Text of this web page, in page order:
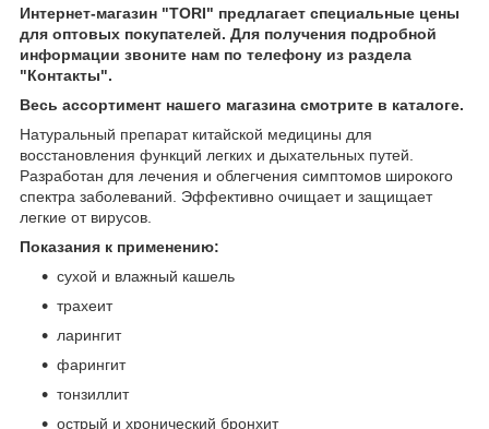
Интернет-магазин "TORI" предлагает специальные цены
для оптовых покупателей. Для получения подробной
информации звоните нам по телефону из раздела
"Контакты".
Весь ассортимент нашего магазина смотрите в каталоге.
Натуральный препарат китайской медицины для
восстановления функций легких и дыхательных путей.
Разработан для лечения и облегчения симптомов широкого
спектра заболеваний. Эффективно очищает и защищает
легкие от вирусов.
Показания к применению:
сухой и влажный кашель
трахеит
ларингит
фарингит
тонзиллит
острый и хронический бронхит